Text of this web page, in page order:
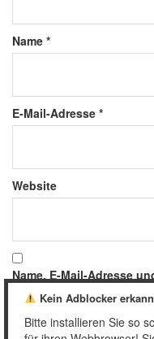
Name *
E-Mail-Adresse *
Website
Name, E-Mail-Adresse
meinen nächsten
Kein Adblocker
Bitte installieren Sie so